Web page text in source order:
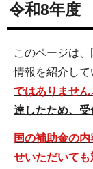
令和8年度
このページは
情報を紹介して
ではありません
達したため、受
国の補助金の
せいただいて